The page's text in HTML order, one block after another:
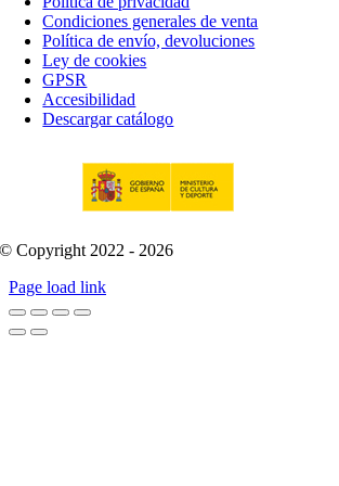
Condiciones generales de venta
Política de envío, devoluciones
Ley de cookies
GPSR
Accesibilidad
Descargar catálogo
© Copyright 2022 - 2026
Page load link